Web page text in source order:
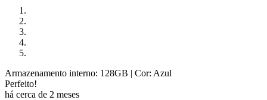
Armazenamento interno: 128GB | Cor: Azul
Perfeito!
há cerca de 2 meses